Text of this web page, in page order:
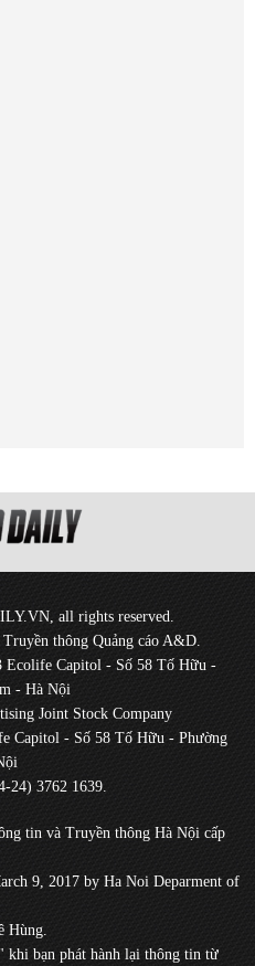
all rights reserved.
thông Quảng cáo A&D.
Ecolife Capitol - Số 58 Tố Hữu -
- Hà Nội
Joint Stock Company
Capitol - Số 58 Tố Hữu - Phường
24) 3762 1639.
tin và Truyền thông Hà Nội cấp
9, 2017 by Ha Noi Deparment of
Hùng.
bạn phát hành lại thông tin từ